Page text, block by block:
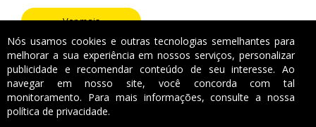
Ver mais
Nós usamos cookies e outras tecnologias semelhantes para
melhorar a sua experiência em nossos serviços, personalizar
publicidade e recomendar conteúdo de seu interesse. Ao
navegar em nosso site, você concorda com tal
monitoramento. Para mais informações, consulte a nossa
política de privacidade.